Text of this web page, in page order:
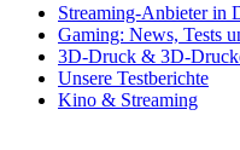
Streaming-Anbieter in
Gaming: News, Tests
3D-Druck & 3D-
Unsere Testberichte
Kino & Streaming